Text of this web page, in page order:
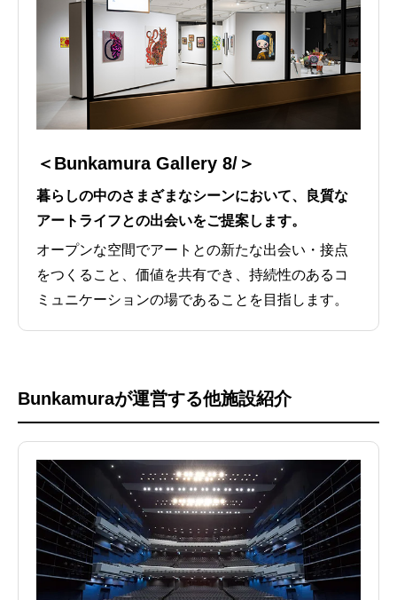
＜Bunkamura Gallery 8/＞
暮らしの中のさまざまなシーンにおいて、良質な
アートライフとの出会いをご提案します。
オープンな空間でアートとの新たな出会い・接点
をつくること、価値を共有でき、持続性のあるコ
ミュニケーションの場であることを目指します。
Bunkamuraが運営する他施設紹介